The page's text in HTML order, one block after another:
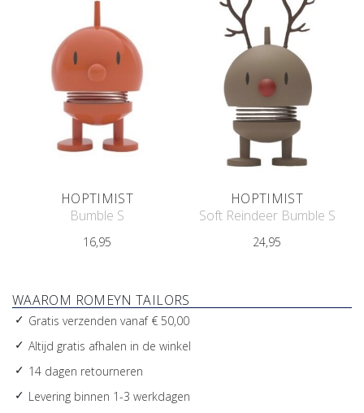
HOPTIMIST
Bumble S
16,95
HOPTIMIST
Soft Reindeer Bumble S
24,95
WAAROM ROMEYN TAILORS
Gratis verzenden vanaf € 50,00
Altijd gratis afhalen in de winkel
14 dagen retourneren
Levering binnen 1-3 werkdagen